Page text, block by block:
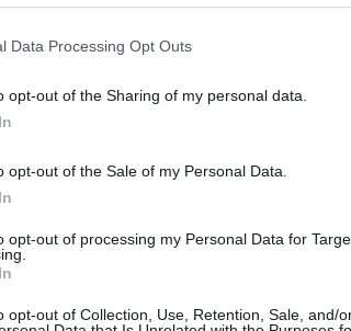
Data Processing Opt Outs
opt-out of the Sharing of my personal data.
opt-out of the Sale of my Personal Data.
opt-out of processing my Personal Data for
opt-out of Collection, Use, Retention, Sale, and/
között pókhálószerűen közlekedne,
ágazatnak, és nagyjából
a Párizs-Lyon, Milánó-
mégis sokkal
és fenntartható